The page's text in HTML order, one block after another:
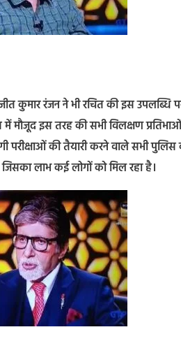
कुमार रंजन ने भी रचित की इस
मौजूद इस तरह की सभी विलक्षण
परीक्षाओं की तैयारी करने वाले सभी पुलिस
लाभ कई लोगों को मिल रहा है।